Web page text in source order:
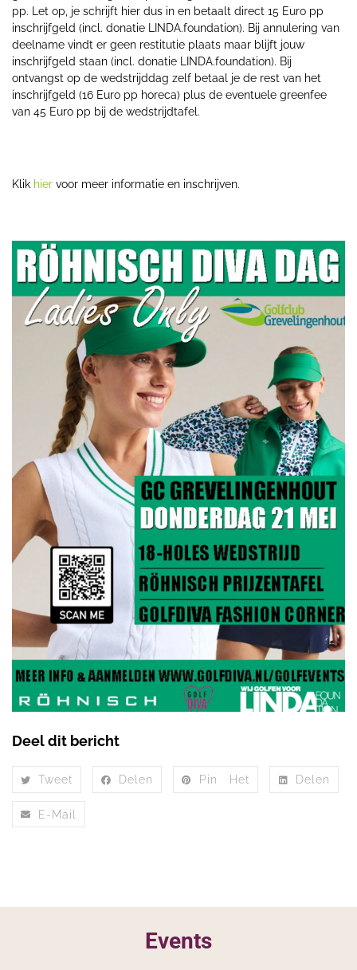
pp. Let op, je schrijft hier dus in en betaalt direct 15 Euro pp
inschrijfgeld (incl. donatie LINDA.foundation). Bij annulering van
deelname vindt er geen restitutie plaats maar blijft jouw
inschrijfgeld staan (incl. donatie LINDA.foundation). Bij
ontvangst op de wedstrijddag zelf betaal je de rest van het
inschrijfgeld (16 Euro pp horeca) plus de eventuele greenfee
van 45 Euro pp bij de wedstrijdtafel.
Klik hier voor meer informatie en inschrijven.
Deel dit bericht
Tweet Delen Pin Het Delen
E-Mail
Events